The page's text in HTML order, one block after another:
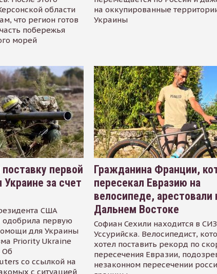
области
что регион готов
побережья
морей
на оккупированные
Украины
первой
за счет
США
первую
для Украины
Priority Ukraine
Об
со ссылкой на
с ситуацией
Гражданина Франции,
пересекал Евразию на
велосипеде, арестовали
Дальнем Востоке
Софиан Сехили находится в
Уссурийска. Велосипедист,
хотел поставить рекорд по
пересечения Евразии,
незаконном пересечении